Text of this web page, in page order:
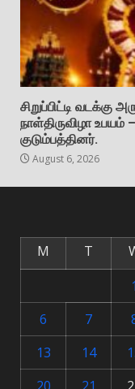
சிறுப்பிட்டி
நாள்திருவிழா உபயம்
குடும்பத்தினர்.
August 6, 2026
M T
1
6
7
13
14